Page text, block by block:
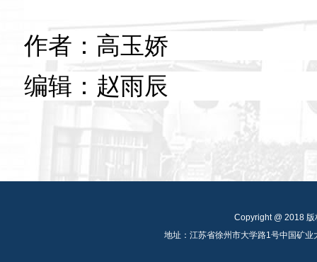
作者：高玉娇
编辑：赵雨辰
Copyright @ 2018
地址：江苏省徐州市大学路1号中国矿